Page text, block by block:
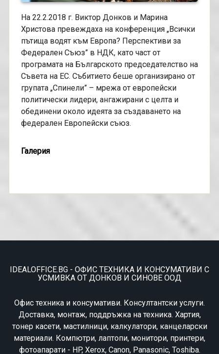
На 22.2.2018 г. Виктор Донков и Марина
Христова превеждаха на конференция „Всички
пътища водят към Европа? Перспективи за
Федерален Съюз” в НДК, като част от
програмата на Българското председателство на
Съвета на ЕС. Събитието беше организирано от
групата „Спинели” – мрежа от европейски
политически лидери, ангажирани с целта и
обединени около идеята за създаването на
федерален Европейски съюз.
Галерия
IDEALOFFICE.BG - ОФИС ТЕХНИКА И КОНСУМАТИВИ С
УСМИВКА ОТ ДОНКОВ И СИНОВЕ ООД
Офис техника и консумативи. Консултантски услуги.
Доставка, монтаж, поддръжка на техника. Хартия,
тонер касети, мастилници, калкулатори, канцеларски
материали. Компютри, лаптопи, монитори, принтери,
фотоапарати - HP, Xerox, Canon, Panasonic, Toshiba.